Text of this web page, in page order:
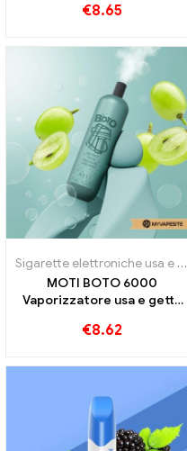
€8.65
Sigarette elettroniche usa e getta
MOTI BOTO 6000
Vaporizzatore usa e getta
€8.62